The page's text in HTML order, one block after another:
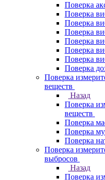
Поверка
Поверка
Поверка
Поверка
Поверка
Поверка
Поверка
Поверка
Поверка
веществ
Назад
Поверка
веществ
Поверка
Поверка
Поверка
Поверка
выбросов
Назад
Поверка